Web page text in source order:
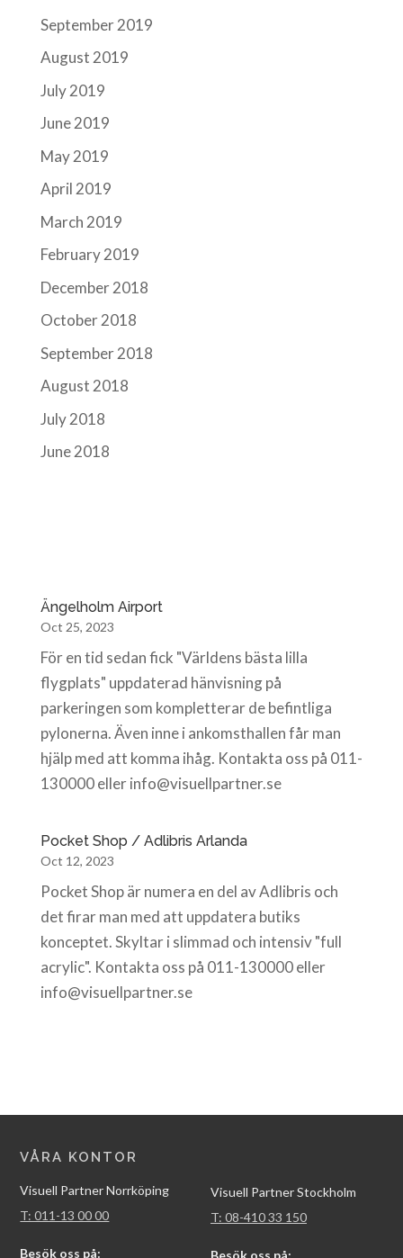
September 2019
August 2019
July 2019
June 2019
May 2019
April 2019
March 2019
February 2019
December 2018
October 2018
September 2018
August 2018
July 2018
June 2018
Ängelholm Airport
Oct 25, 2023
För en tid sedan fick "Världens bästa lilla
flygplats" uppdaterad hänvisning på
parkeringen som kompletterar de befintliga
pylonerna. Även inne i ankomsthallen får man
hjälp med att komma ihåg. Kontakta oss på 011-
130000 eller info@visuellpartner.se
Pocket Shop / Adlibris Arlanda
Oct 12, 2023
Pocket Shop är numera en del av Adlibris och
det firar man med att uppdatera butiks
konceptet. Skyltar i slimmad och intensiv "full
acrylic". Kontakta oss på 011-130000 eller
info@visuellpartner.se
VÅRA KONTOR
Visuell Partner Norrköping
T: 011-13 00 00
Besök oss på:
Visuell Partner Stockholm
T: 08-410 33 150